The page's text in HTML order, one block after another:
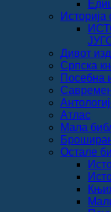
Историја
Дивот
Српска
Посебна
Атлас
Мала
Остале